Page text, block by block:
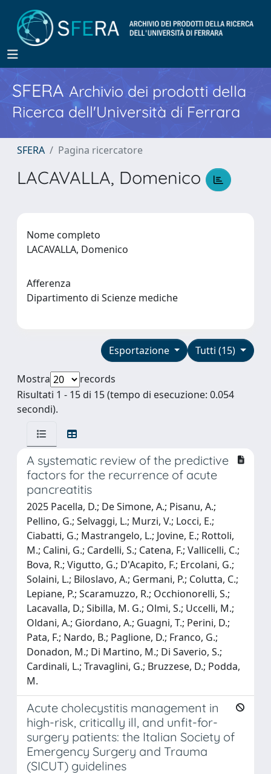
SFERA Archivio dei prodotti della
Ricerca dell'Università di Ferrara
SFERA Pagina ricercatore
LACAVALLA, Domenico
Nome completo
LACAVALLA, Domenico
Afferenza
Dipartimento di Scienze mediche
Tutti (15)
Esportazione
Mostra
records
Risultati 1 - 15 di 15 (tempo di esecuzione: 0.054
secondi).
A systematic review of the predictive
factors for the recurrence of acute
pancreatitis
2025 Pacella, D.; De Simone, A.; Pisanu, A.;
Pellino, G.; Selvaggi, L.; Murzi, V.; Locci, E.;
Ciabatti, G.; Mastrangelo, L.; Jovine, E.; Rottoli,
M.; Calini, G.; Cardelli, S.; Catena, F.; Vallicelli, C.;
Bova, R.; Vigutto, G.; D'Acapito, F.; Ercolani, G.;
Solaini, L.; Biloslavo, A.; Germani, P.; Colutta, C.;
Lepiane, P.; Scaramuzzo, R.; Occhionorelli, S.;
Lacavalla, D.; Sibilla, M. G.; Olmi, S.; Uccelli, M.;
Oldani, A.; Giordano, A.; Guagni, T.; Perini, D.;
Pata, F.; Nardo, B.; Paglione, D.; Franco, G.;
Donadon, M.; Di Martino, M.; Di Saverio, S.;
Cardinali, L.; Travaglini, G.; Bruzzese, D.; Podda,
M.
Acute cholecystitis management in
high-risk, critically ill, and unfit-for-
surgery patients: the Italian Society of
Emergency Surgery and Trauma
(SICUT) guidelines